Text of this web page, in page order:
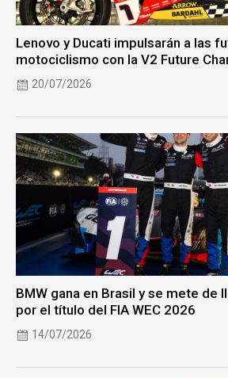
Lenovo y Ducati impulsarán a las
motociclismo con la V2 Future
20/07/2026
BMW gana en Brasil y se mete de
por el título del FIA WEC 2026
14/07/2026